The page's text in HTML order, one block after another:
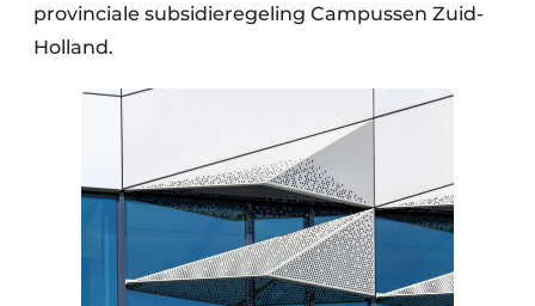
provinciale subsidieregeling Campussen Zuid-
Holland.